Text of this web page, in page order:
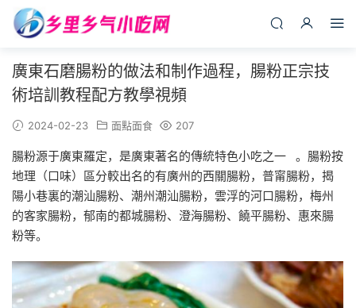
廣東石磨腸粉的做法和制作過程，腸粉正宗技
術培訓教程配方教學視頻
2024-02-23 面點面食 207
腸粉源于廣東羅定，是廣東著名的傳統特色小吃之一 。腸粉按
地理（口味）區分較出名的有廣州的西關腸粉，普甯腸粉，揭
陽小巷裏的潮汕腸粉、潮州潮汕腸粉，雲浮的河口腸粉，梅州
的客家腸粉，郁南的都城腸粉、澄海腸粉、饒平腸粉、惠來腸
粉等。